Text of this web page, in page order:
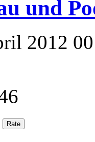
und
2012